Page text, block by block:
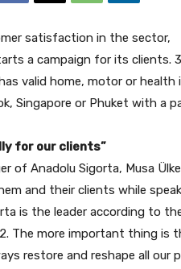
satisfaction in the sector,
a campaign for its clients. 3
valid home, motor or
Singapore or Phuket with a
for our clients”
of Anadolu Sigorta, Musa
and their clients while
is the leader according to
The more important thing is
restore and reshape all